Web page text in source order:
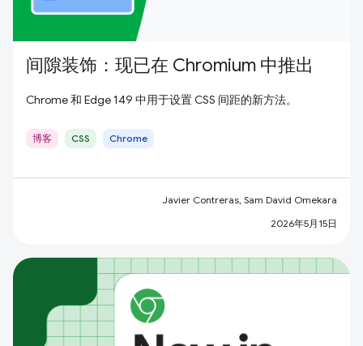
间隙装饰：现已在 Chromium 中推出
Chrome 和 Edge 149 中用于设置 CSS 间距的新方法。
博客 CSS Chrome
Javier Contreras, Sam David Omekara
2026年5月15日